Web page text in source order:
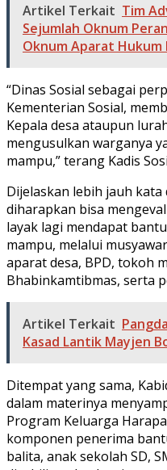
Artikel Terkait Tim
Sejumlah Oknum
Oknum Aparat Hukum
“Dinas Sosial sebagai
Kementerian Sosial,
Kepala desa ataupun
mengusulkan warganya
mampu,” terang Kadis
Dijelaskan lebih jauh kata
diharapkan bisa
layak lagi mendapat
mampu, melalui
aparat desa, BPD, tokoh
Bhabinkamtibmas, serta
Artikel Terkait
Kasad Lantik Mayjen
Ditempat yang sama,
dalam materinya
Program Keluarga
komponen penerima
balita, anak sekolah SD,